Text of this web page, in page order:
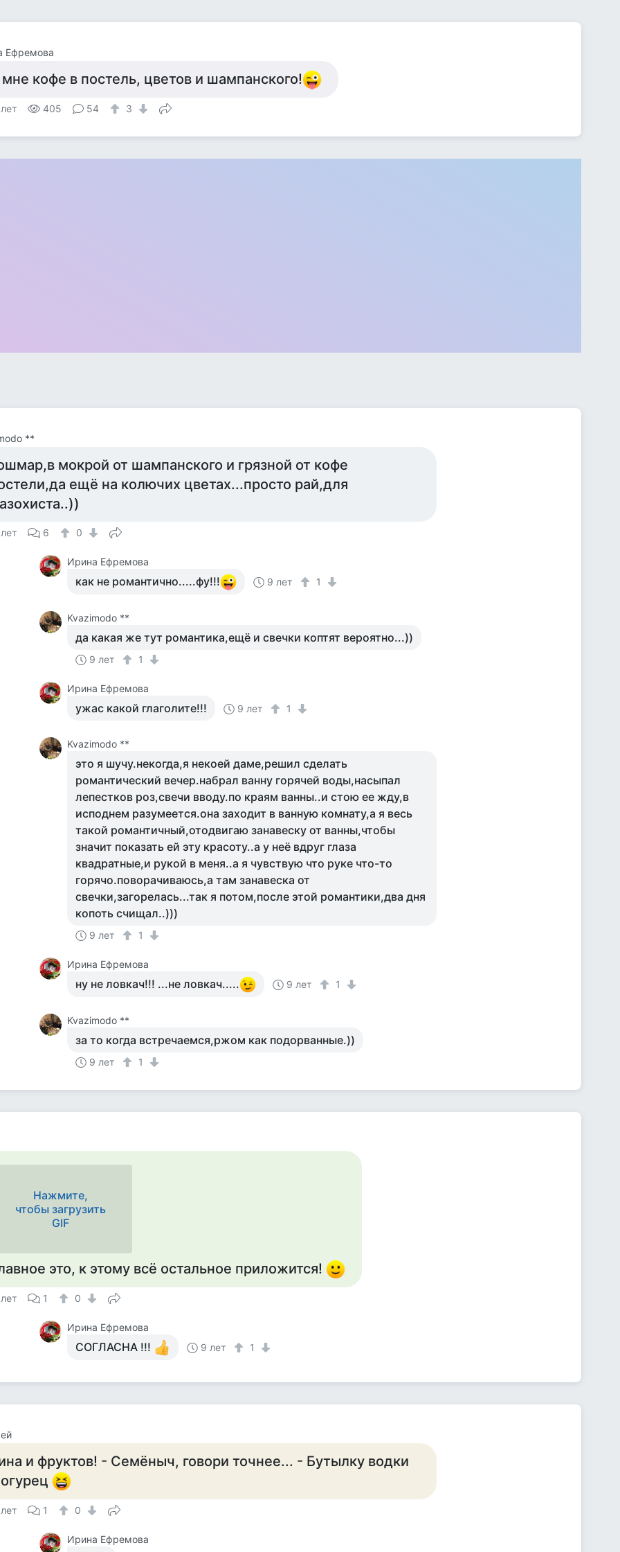
Ефремова
кофе в постель, цветов и шампанского!
405 54 3
**
мокрой от шампанского и грязной от кофе
ещё на колючих цветах...просто рай,для
6 0
Ирина Ефремова
как не романтично.....фу!!! 9 лет 1
Kvazimodo **
да какая же тут романтика,ещё и свечки коптят вероятно...))
9 лет 1
Ирина Ефремова
ужас какой глаголите!!! 9 лет 1
Kvazimodo **
это я шучу.некогда,я некоей даме,решил сделать
романтический вечер.набрал ванну горячей воды,насыпал
лепестков роз,свечи вводу.по краям ванны..и стою ее жду,в
исподнем разумеется.она заходит в ванную комнату,а я весь
такой романтичный,отодвигаю занавеску от ванны,чтобы
значит показать ей эту красоту..а у неё вдруг глаза
квадратные,и рукой в меня..а я чувствую что руке что-то
горячо.поворачиваюсь,а там занавеска от
свечки,загорелась...так я потом,после этой романтики,два дня
копоть счищал..)))
9 лет 1
Ирина Ефремова
ну не ловкач!!! ...не ловкач..... 9 лет 1
Kvazimodo **
за то когда встречаемся,ржом как подорванные.))
9 лет 1
Нажмите,
чтобы загрузить
GIF
это, к этому всё остальное приложится!
1 0
Ирина Ефремова
СОГЛАСНА !!! 9 лет 1
и фруктов! - Семёныч, говори точнее... - Бутылку водки
1 0
Ирина Ефремова